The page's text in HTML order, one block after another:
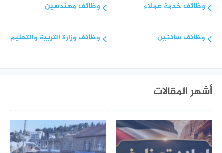
وظائف خدمة عملاء
وظائف سائقين
وظائف مهندسين
وظائف وزارة التربية والتعليم
أشهر المقالات